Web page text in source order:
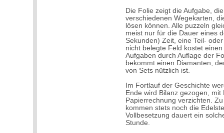
Die Folie zeigt die Aufgabe,
verschiedenen Wegekarten,
lösen können. Alle puzzeln
meist nur für die Dauer eines
Sekunden) Zeit, eine Teil-
nicht belegte Feld kostet
Aufgaben durch Auflage der
bekommt einen Diamanten,
von Sets nützlich ist.
Im Fortlauf der Geschichte
Ende wird Bilanz gezogen,
Papierrechnung verzichten.
kommen stets noch die
Vollbesetzung dauert ein
Stunde.